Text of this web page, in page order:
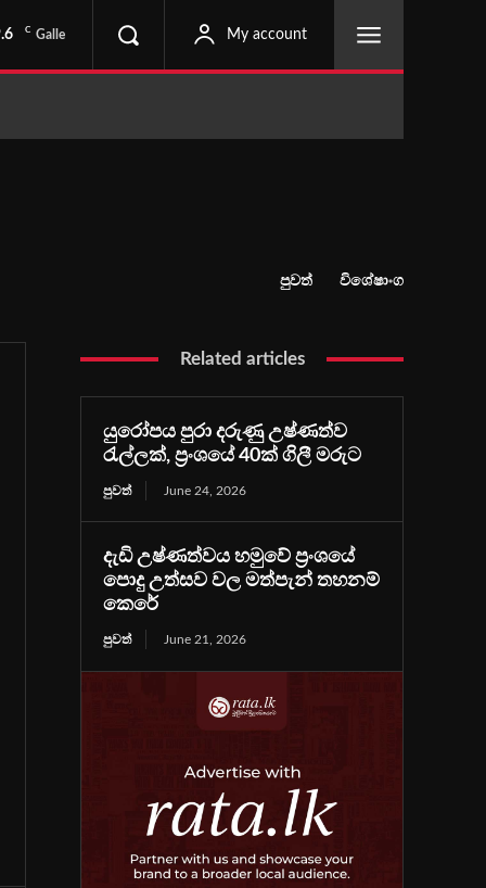
C Galle My account
පුවත් විශේෂාංග
Related articles
යුරෝපය පුරා දරුණු උෂ්ණත්ව
රැල්ලක්, ප්‍රංශයේ 40ක් ගිලී මරුට
පුවත් June 24, 2026
දැඩි උෂ්ණත්වය හමුවේ ප්‍රංශයේ
පොදු උත්සව වල මත්පැන් තහනම්
කෙරේ
පුවත් June 21, 2026